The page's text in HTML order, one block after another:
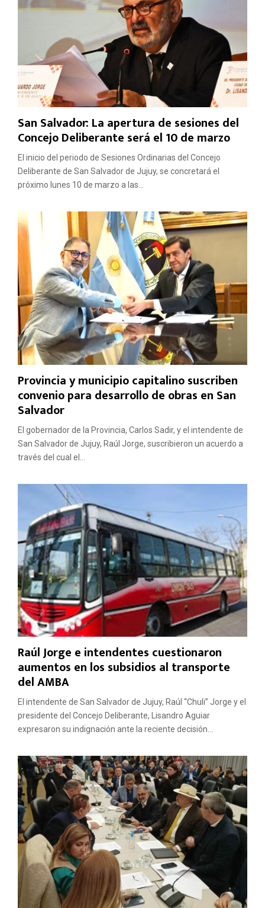
San Salvador: La apertura de sesiones del
Concejo Deliberante será el 10 de marzo
El inicio del periodo de Sesiones Ordinarias del Concejo
Deliberante de San Salvador de Jujuy, se concretará el
próximo lunes 10 de marzo a las...
Provincia y municipio capitalino suscriben
convenio para desarrollo de obras en San
Salvador
El gobernador de la Provincia, Carlos Sadir, y el intendente de
San Salvador de Jujuy, Raúl Jorge, suscribieron un acuerdo a
través del cual el...
Raúl Jorge e intendentes cuestionaron
aumentos en los subsidios al transporte
del AMBA
El intendente de San Salvador de Jujuy, Raúl “Chuli” Jorge y el
presidente del Concejo Deliberante, Lisandro Aguiar
expresaron su indignación ante la reciente decisión...